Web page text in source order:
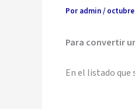
Por admin/
Para convertir
En el listado que